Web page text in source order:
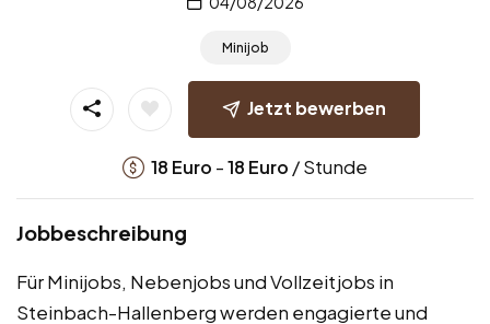
Minijob
Jetzt bewerben
18 Euro -18 Euro / Stunde
Jobbeschreibung
Für Minijobs, Nebenjobs und Vollzeitjobs in
Steinbach-Hallenberg werden engagierte und